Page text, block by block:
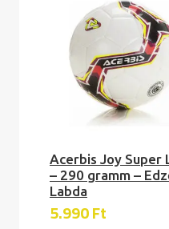
Acerbis Joy Super
– 290 gramm –
Labda
5.990Ft